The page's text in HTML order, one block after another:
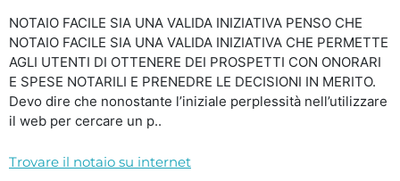
NOTAIO FACILE SIA UNA VALIDA INIZIATIVA PENSO CHE
NOTAIO FACILE SIA UNA VALIDA INIZIATIVA CHE PERMETTE
AGLI UTENTI DI OTTENERE DEI PROSPETTI CON ONORARI
E SPESE NOTARILI E PRENEDRE LE DECISIONI IN MERITO.
Devo dire che nonostante l’iniziale perplessità nell’utilizzare
il web per cercare un p..
Trovare il notaio su internet